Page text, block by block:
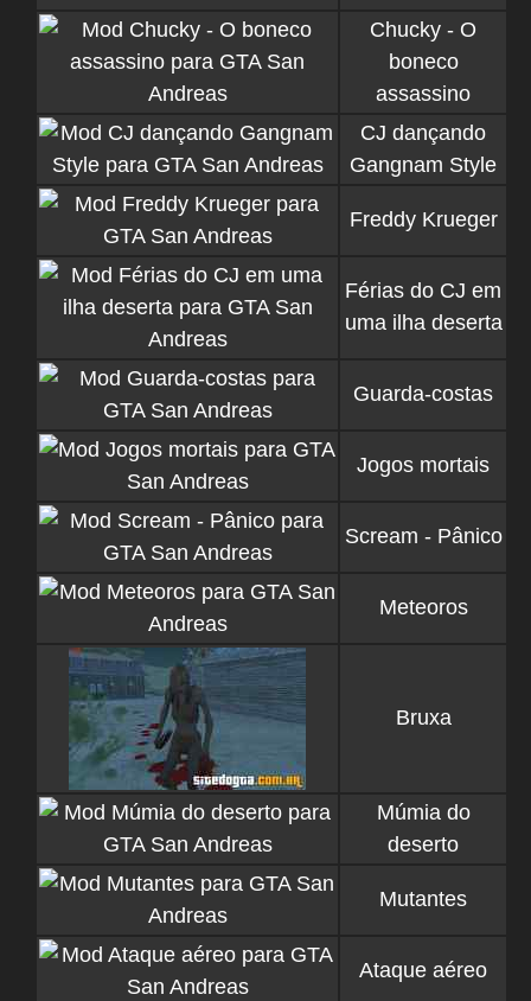
Chucky - O
boneco
assassino
CJ dançando
Gangnam Style
Freddy Krueger
Férias do CJ em
uma ilha deserta
Guarda-costas
Jogos mortais
Scream - Pânico
Meteoros
Bruxa
Múmia do
deserto
Mutantes
Ataque aéreo